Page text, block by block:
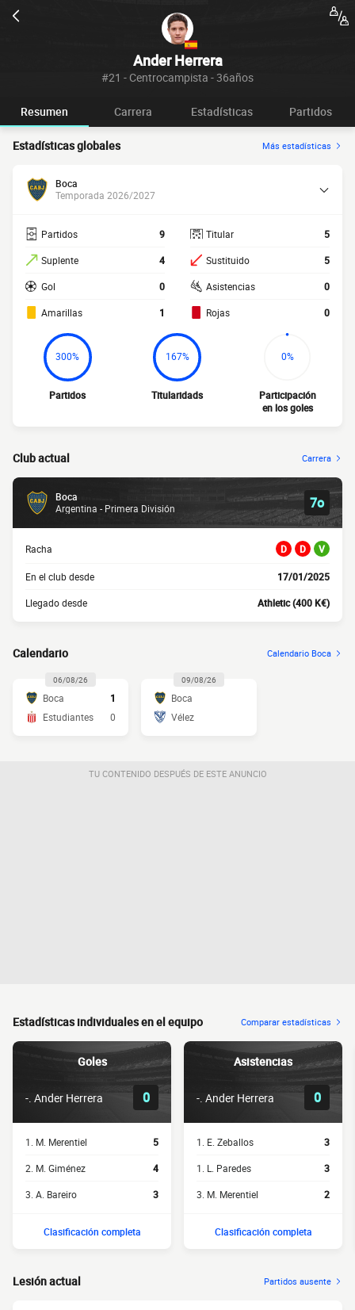
Ander Herrera
#21 - Centrocampista - 36años
Resumen Carrera Estadísticas Partidos
Estadísticas globales Más estadísticas
Boca
Temporada 2026/2027
Partidos 9
Suplente 4
Gol 0
Amarillas 1
Titular 5
Sustituido 5
Asistencias 0
Rojas 0
300%
Partidos
167%
Titularidads
0%
Participación
en los goles
Club actual Carrera
Boca
Argentina - Primera División
7o
Racha D D V
En el club desde 17/01/2025
Llegado desde Athletic (400 K€)
Calendario Calendario Boca
06/08/26
Boca
1
Estudiantes
0
09/08/26
Boca
Vélez
TU CONTENIDO DESPUÉS DE ESTE ANUNCIO
Estadísticas individuales en el equipo Comparar estadísticas
Goles
-. Ander Herrera 0
1. M. Merentiel 5
2. M. Giménez 4
3. A. Bareiro 3
Clasificación completa
Asistencias
-. Ander Herrera 0
1. E. Zeballos 3
1. L. Paredes 3
3. M. Merentiel 2
Clasificación completa
Lesión actual Partidos ausente